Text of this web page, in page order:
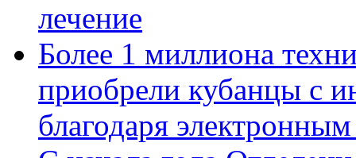
лечение
Более 1 миллиона
приобрели кубанцы с
благодаря